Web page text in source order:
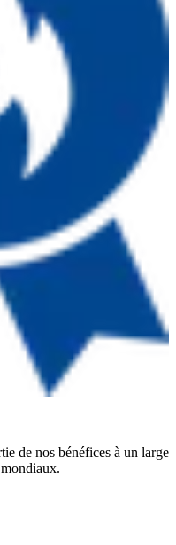
de nos bénéfices à un large